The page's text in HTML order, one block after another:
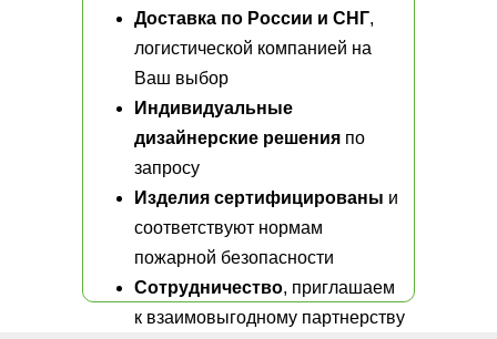
Доставка по России и СНГ,
логистической компанией на
Ваш выбор
Индивидуальные
дизайнерские решения по
запросу
Изделия сертифицированы и
соответствуют нормам
пожарной безопасности
Сотрудничество, приглашаем
к взаимовыгодному партнерству